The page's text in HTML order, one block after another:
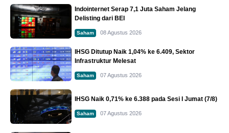
Indointernet Serap 7,1 Juta Saham Jelang
Delisting dari BEI
Saham 08 Agustus 2026
IHSG Ditutup Naik 1,04% ke 6.409, Sektor
Infrastruktur Melesat
Saham 07 Agustus 2026
IHSG Naik 0,71% ke 6.388 pada Sesi I Jumat (7/8)
Saham 07 Agustus 2026